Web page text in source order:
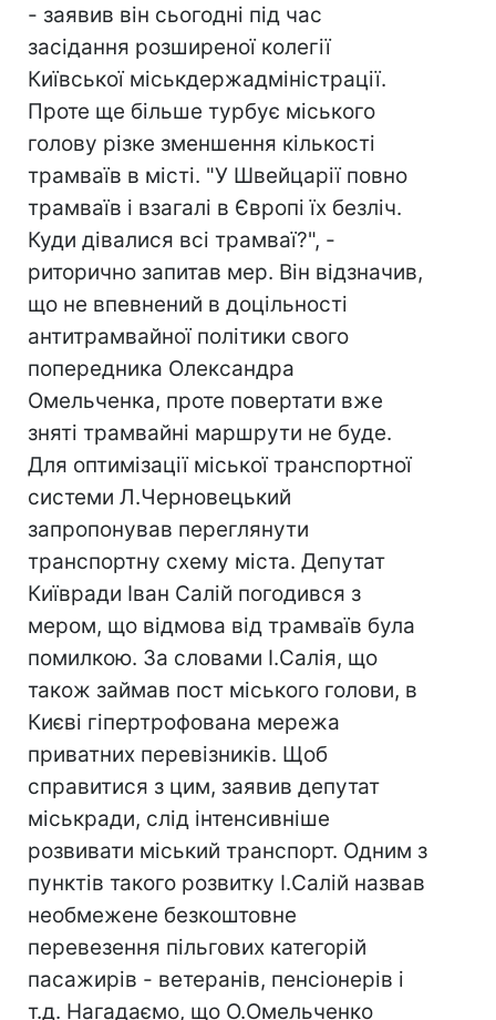
- заявив він сьогодні під час
засідання розширеної колегії
Київської міськдержадміністрації.
Проте ще більше турбує міського
голову різке зменшення кількості
трамваїв в місті. "У Швейцарії повно
трамваїв і взагалі в Європі їх безліч.
Куди дівалися всі трамваї?", -
риторично запитав мер. Він відзначив,
що не впевнений в доцільності
антитрамвайної політики свого
попередника Олександра
Омельченка, проте повертати вже
зняті трамвайні маршрути не буде.
Для оптимізації міської транспортної
системи Л.Черновецький
запропонував переглянути
транспортну схему міста. Депутат
Київради Іван Салій погодився з
мером, що відмова від трамваїв була
помилкою. За словами І.Салія, що
також займав пост міського голови, в
Києві гіпертрофована мережа
приватних перевізників. Щоб
справитися з цим, заявив депутат
міськради, слід інтенсивніше
розвивати міський транспорт. Одним з
пунктів такого розвитку І.Салій назвав
необмежене безкоштовне
перевезення пільгових категорій
пасажирів - ветеранів, пенсіонерів і
т.д. Нагадаємо, що О.Омельченко